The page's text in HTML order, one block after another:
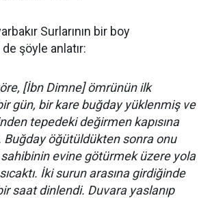
Surlarının bir boy
şöyle anlatır:
[İbn Dimne] ömrünün ilk
gün, bir kare buğday yüklenmiş ve
tepedeki değirmen kapısına
Buğday öğütüldükten sonra onu
evine götürmek üzere yola
İki surun arasına girdiğinde
saat dinlendi. Duvara yaslanıp